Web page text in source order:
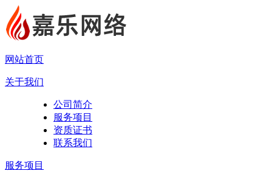
网站首页
关于我们
公司简介
服务项目
资质证书
联系我们
服务项目